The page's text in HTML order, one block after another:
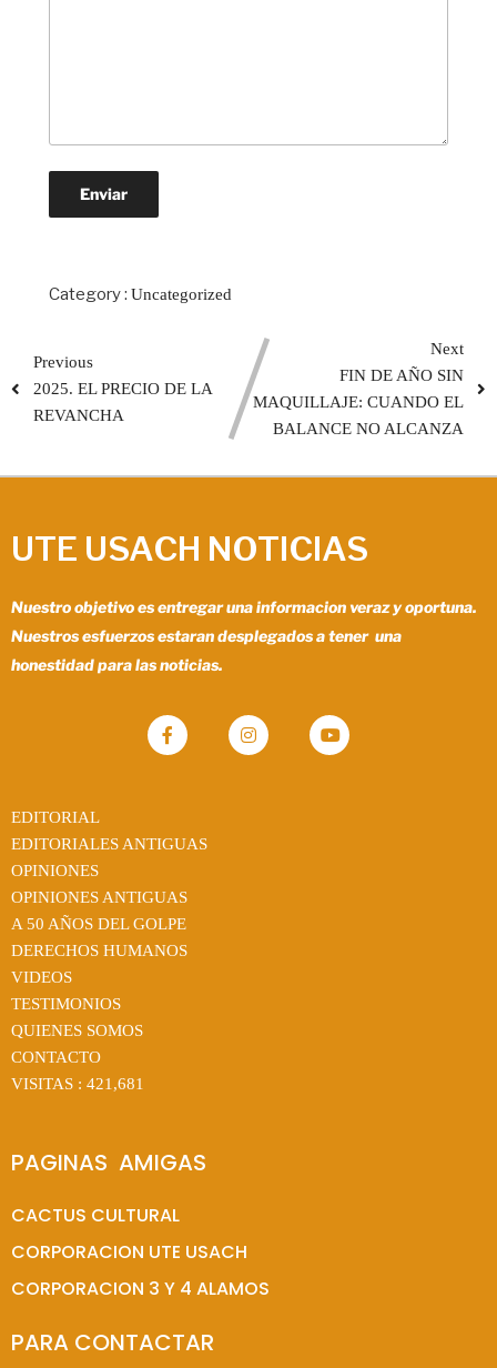
Category : Uncategorized
Previous
2025. EL PRECIO DE LA
REVANCHA
Next
FIN DE AÑO SIN
MAQUILLAJE: CUANDO EL
BALANCE NO ALCANZA
UTE USACH NOTICIAS
Nuestro objetivo es entregar una informacion veraz y oportuna.
Nuestros esfuerzos estaran desplegados a tener una
honestidad para las noticias.
EDITORIAL
EDITORIALES ANTIGUAS
OPINIONES
OPINIONES ANTIGUAS
A 50 AÑOS DEL GOLPE
DERECHOS HUMANOS
VIDEOS
TESTIMONIOS
QUIENES SOMOS
CONTACTO
VISITAS : 421,681
PAGINAS  AMIGAS
CACTUS CULTURAL
CORPORACION UTE USACH
CORPORACION 3 Y 4 ALAMOS
PARA CONTACTAR